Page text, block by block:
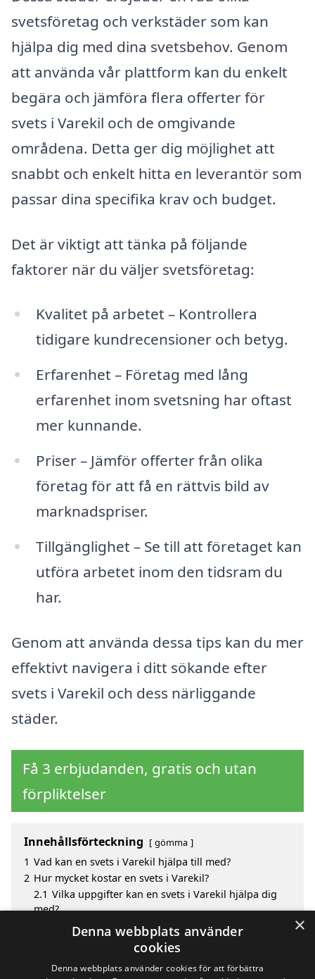
svetsföretag och verkstäder som kan
hjälpa dig med dina svetsbehov. Genom
att använda vår plattform kan du enkelt
begära och jämföra flera offerter för
svets i Varekil och de omgivande
områdena. Detta ger dig möjlighet att
snabbt och enkelt hitta en leverantör som
passar dina specifika krav och budget.
Det är viktigt att tänka på följande
faktorer när du väljer svetsföretag:
Kvalitet på arbetet – Kontrollera
tidigare kundrecensioner och betyg.
Erfarenhet – Företag med lång
erfarenhet inom svetsning har oftast
mer kunnande.
Priser – Jämför offerter från olika
företag för att få en rättvis bild av
marknadspriser.
Tillgänglighet – Se till att företaget kan
utföra arbetet inom den tidsram du
har.
Genom att använda dessa tips kan du mer
effektivt navigera i ditt sökande efter
svets i Varekil och dess närliggande
städer.
Få 3 erbjudanden, gratis och utan
förpliktelser
Innehållsförteckning gömma
1 Vad kan en svets i Varekil hjälpa till med?
2 Hur mycket kostar en svets i Varekil?
2.1 Vilka uppgifter kan en svets i Varekil hjälpa dig
med?
Fördelar med att välja svets i Varekil
Sök efter en skicklig svets i de omgivande städerna
×
Denna webbplats använder
cookies
Denna webbplats använder cookies för att förbättra